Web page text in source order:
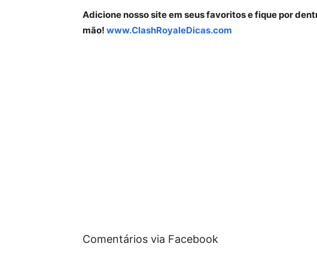
Adicione nosso site em seus favoritos e fique por
mão! www.ClashRoyaleDicas.com
Comentários via Facebook